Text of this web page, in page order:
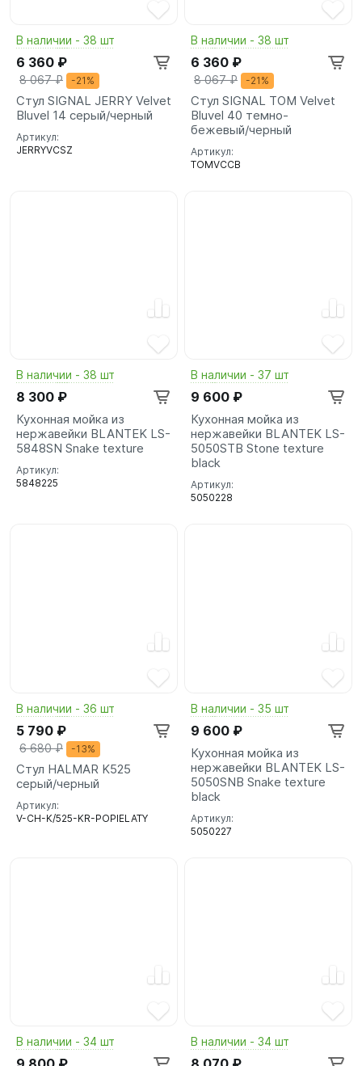
В наличии - 38 шт
6 360 ₽
8 067 ₽ -21%
Стул SIGNAL JERRY Velvet
Bluvel 14 серый/черный
Артикул:
JERRYVCSZ
В наличии - 38 шт
6 360 ₽
8 067 ₽ -21%
Стул SIGNAL TOM Velvet
Bluvel 40 темно-
бежевый/черный
Артикул:
TOMVCCB
В наличии - 38 шт
8 300 ₽
Кухонная мойка из
нержавейки BLANTEK LS-
5848SN Snake texture
Артикул:
5848225
В наличии - 37 шт
9 600 ₽
Кухонная мойка из
нержавейки BLANTEK LS-
5050STB Stone texture
black
Артикул:
5050228
В наличии - 36 шт
5 790 ₽
6 680 ₽ -13%
Стул HALMAR K525
серый/черный
Артикул:
V-CH-K/525-KR-POPIELATY
В наличии - 35 шт
9 600 ₽
Кухонная мойка из
нержавейки BLANTEK LS-
5050SNB Snake texture
black
Артикул:
5050227
В наличии - 34 шт В наличии - 34 шт